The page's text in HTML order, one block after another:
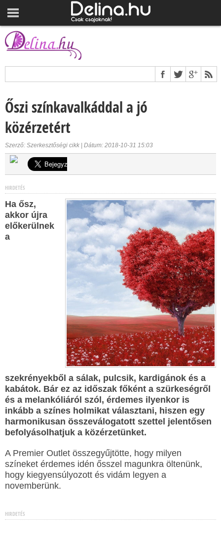
Őszi színkavalkáddal a jó
közérzetért
Szerző: Szerkesztőségi cikk | Dátum: 2018-10-31 15:03
HIRDETÉS
Ha ősz,
akkor újra
előkerülnek
a
szekrényekből a sálak, pulcsik, kardigánok és a
kabátok. Bár ez az időszak főként a szürkeségről
és a melankóliáról szól, érdemes ilyenkor is
inkább a színes holmikat választani, hiszen egy
harmonikusan összeválogatott szettel jelentősen
befolyásolhatjuk a közérzetünket.
A Premier Outlet összegyűjtötte, hogy milyen
színeket érdemes idén ősszel magunkra öltenünk,
hogy kiegyensúlyozott és vidám legyen a
novemberünk.
HIRDETÉS